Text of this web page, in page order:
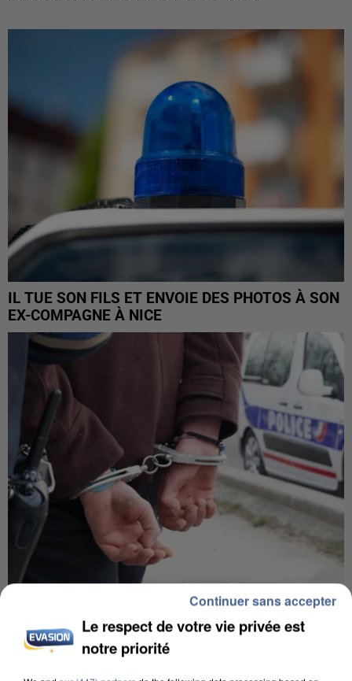
IL TUE SON FILS ET ENVOIE DES PHOTOS À SON
EX-COMPAGNE À NICE
L’UN DES FONDATEURS SUPPOSÉS DE LA DZ
MAFIA INTERPELLÉ EN ALGÉRIE
Le respect de votre vie privée est
notre priorité
Continuer sans accepter